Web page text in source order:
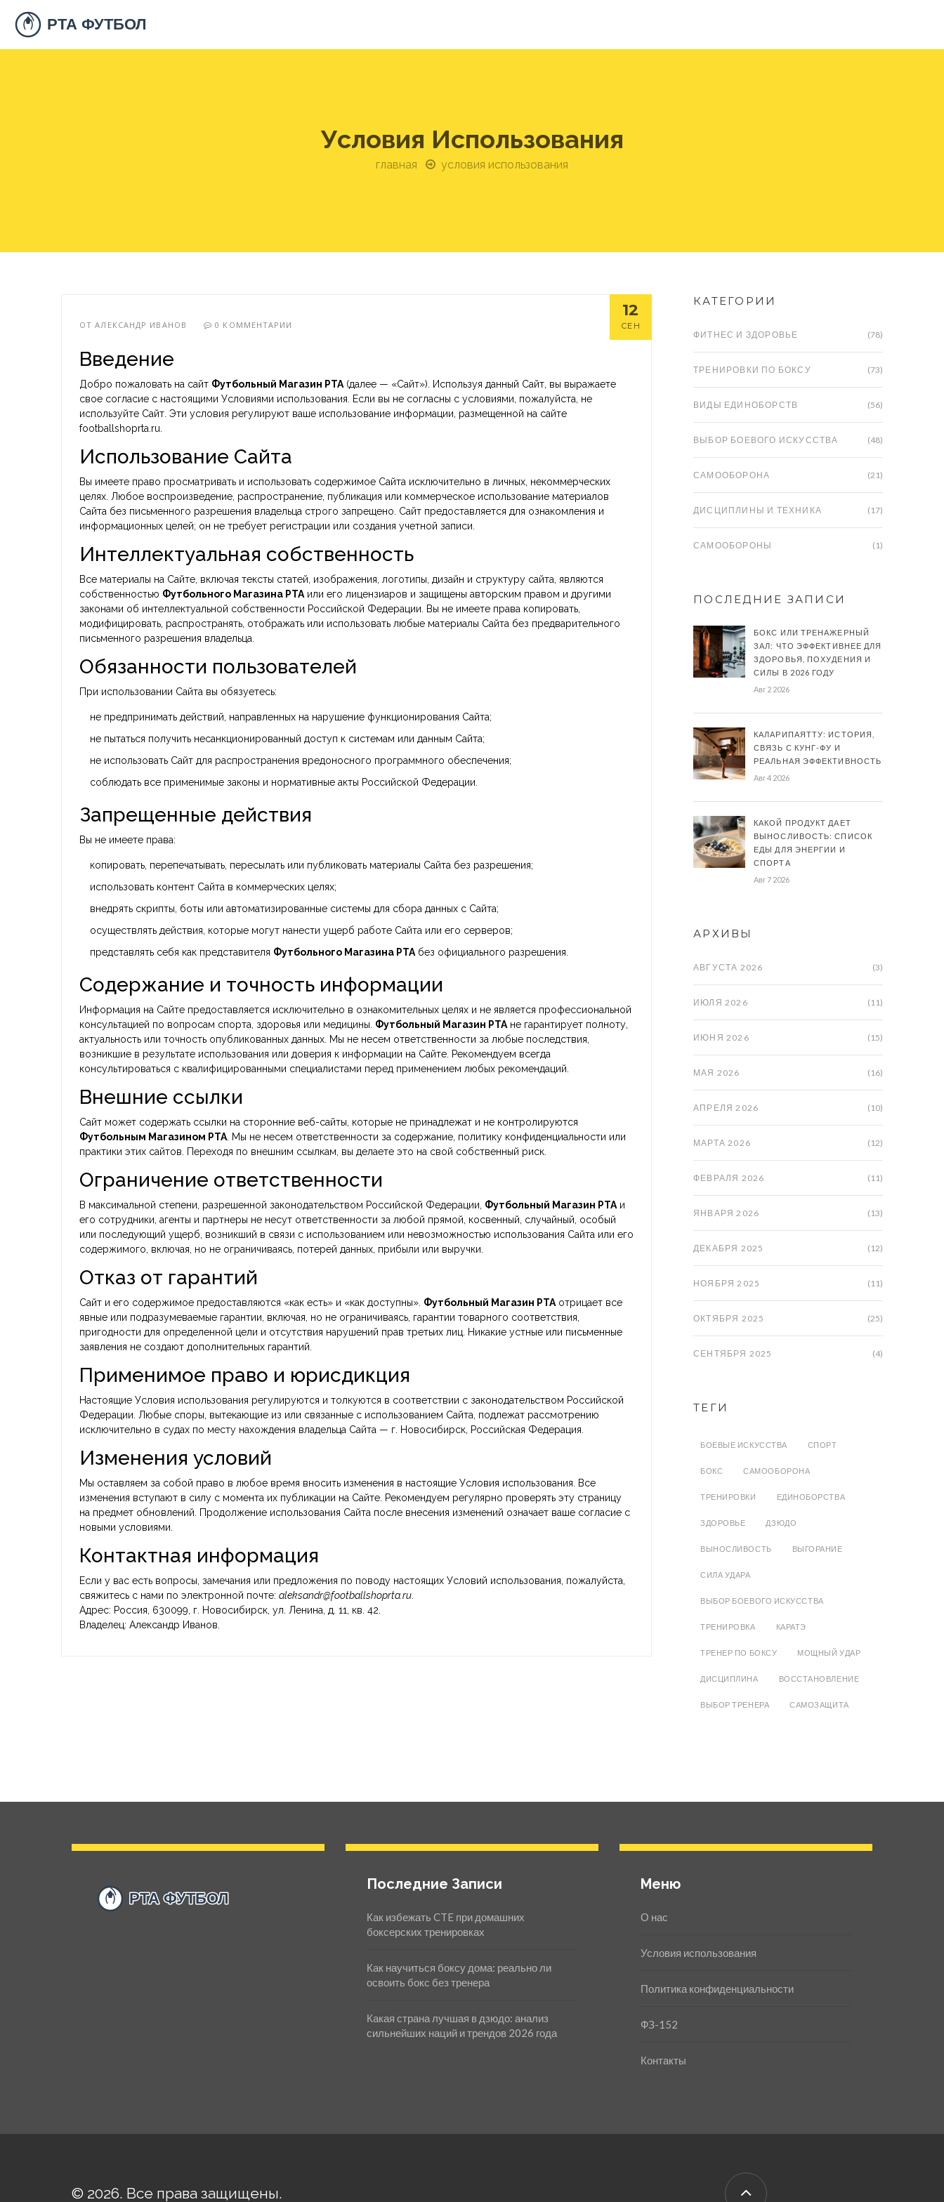
Условия Использования
главная условия использования
12
СЕН
ОТАЛЕКСАНДР ИВАНОВ 0 КОММЕНТАРИИ
Введение
Добро пожаловать на сайт Футбольный Магазин РТА (далее — «Сайт»). Используя данный Сайт, вы выражаете
свое согласие с настоящими Условиями использования. Если вы не согласны с условиями, пожалуйста, не
используйте Сайт. Эти условия регулируют ваше использование информации, размещенной на сайте
footballshoprta.ru.
Использование Сайта
Вы имеете право просматривать и использовать содержимое Сайта исключительно в личных, некоммерческих
целях. Любое воспроизведение, распространение, публикация или коммерческое использование материалов
Сайта без письменного разрешения владельца строго запрещено. Сайт предоставляется для ознакомления и
информационных целей; он не требует регистрации или создания учетной записи.
Интеллектуальная собственность
Все материалы на Сайте, включая тексты статей, изображения, логотипы, дизайн и структуру сайта, являются
собственностью Футбольного Магазина РТА или его лицензиаров и защищены авторским правом и другими
законами об интеллектуальной собственности Российской Федерации. Вы не имеете права копировать,
модифицировать, распространять, отображать или использовать любые материалы Сайта без предварительного
письменного разрешения владельца.
Обязанности пользователей
При использовании Сайта вы обязуетесь:
не предпринимать действий, направленных на нарушение функционирования Сайта;
не пытаться получить несанкционированный доступ к системам или данным Сайта;
не использовать Сайт для распространения вредоносного программного обеспечения;
соблюдать все применимые законы и нормативные акты Российской Федерации.
Запрещенные действия
Вы не имеете права:
копировать, перепечатывать, пересылать или публиковать материалы Сайта без разрешения;
использовать контент Сайта в коммерческих целях;
внедрять скрипты, боты или автоматизированные системы для сбора данных с Сайта;
осуществлять действия, которые могут нанести ущерб работе Сайта или его серверов;
представлять себя как представителя Футбольного Магазина РТА без официального разрешения.
Содержание и точность информации
Информация на Сайте предоставляется исключительно в ознакомительных целях и не является профессиональной
консультацией по вопросам спорта, здоровья или медицины. Футбольный Магазин РТА не гарантирует полноту,
актуальность или точность опубликованных данных. Мы не несем ответственности за любые последствия,
возникшие в результате использования или доверия к информации на Сайте. Рекомендуем всегда
консультироваться с квалифицированными специалистами перед применением любых рекомендаций.
Внешние ссылки
Сайт может содержать ссылки на сторонние веб-сайты, которые не принадлежат и не контролируются
Футбольным Магазином РТА . Мы не несем ответственности за содержание, политику конфиденциальности или
практики этих сайтов. Переходя по внешним ссылкам, вы делаете это на свой собственный риск.
Ограничение ответственности
В максимальной степени, разрешенной законодательством Российской Федерации, Футбольный Магазин РТА и
его сотрудники, агенты и партнеры не несут ответственности за любой прямой, косвенный, случайный, особый
или последующий ущерб, возникший в связи с использованием или невозможностью использования Сайта или его
содержимого, включая, но не ограничиваясь, потерей данных, прибыли или выручки.
Отказ от гарантий
Сайт и его содержимое предоставляются «как есть» и «как доступны». Футбольный Магазин РТА отрицает все
явные или подразумеваемые гарантии, включая, но не ограничиваясь, гарантии товарного соответствия,
пригодности для определенной цели и отсутствия нарушений прав третьих лиц. Никакие устные или письменные
заявления не создают дополнительных гарантий.
Применимое право и юрисдикция
Настоящие Условия использования регулируются и толкуются в соответствии с законодательством Российской
Федерации. Любые споры, вытекающие из или связанные с использованием Сайта, подлежат рассмотрению
исключительно в судах по месту нахождения владельца Сайта — г. Новосибирск, Российская Федерация.
Изменения условий
Мы оставляем за собой право в любое время вносить изменения в настоящие Условия использования. Все
изменения вступают в силу с момента их публикации на Сайте. Рекомендуем регулярно проверять эту страницу
на предмет обновлений. Продолжение использования Сайта после внесения изменений означает ваше согласие с
новыми условиями.
Контактная информация
Если у вас есть вопросы, замечания или предложения по поводу настоящих Условий использования, пожалуйста,
свяжитесь с нами по электронной почте: aleksandr@footballshoprta.ru
Адрес: Россия, 630099, г. Новосибирск, ул. Ленина, д. 11, кв. 42.
Владелец: Александр Иванов.
КАТЕГОРИИ
ФИТНЕС И ЗДОРОВЬЕ (78)
ТРЕНИРОВКИ ПО БОКСУ (73)
ВИДЫ ЕДИНОБОРСТВ (56)
ВЫБОР БОЕВОГО ИСКУССТВА (48)
САМООБОРОНА (21)
ДИСЦИПЛИНЫ И ТЕХНИКА (17)
САМООБОРОНЫ (1)
ПОСЛЕДНИЕ ЗАПИСИ
БОКС ИЛИ ТРЕНАЖЕРНЫЙ
ЗАЛ: ЧТО ЭФФЕКТИВНЕЕ ДЛЯ
ЗДОРОВЬЯ, ПОХУДЕНИЯ И
СИЛЫ В 2026 ГОДУ
Авг 2 2026
КАЛАРИПАЯТТУ: ИСТОРИЯ,
СВЯЗЬ С КУНГ-ФУ И
РЕАЛЬНАЯ ЭФФЕКТИВНОСТЬ
Авг 4 2026
КАКОЙ ПРОДУКТ ДАЕТ
ВЫНОСЛИВОСТЬ: СПИСОК
ЕДЫ ДЛЯ ЭНЕРГИИ И
СПОРТА
Авг 7 2026
АРХИВЫ
АВГУСТА 2026 (3)
ИЮЛЯ 2026 (11)
ИЮНЯ 2026 (15)
МАЯ 2026 (16)
АПРЕЛЯ 2026 (10)
МАРТА 2026 (12)
ФЕВРАЛЯ 2026 (11)
ЯНВАРЯ 2026 (13)
ДЕКАБРЯ 2025 (12)
НОЯБРЯ 2025 (11)
ОКТЯБРЯ 2025 (25)
СЕНТЯБРЯ 2025 (4)
ТЕГИ
БОЕВЫЕ ИСКУССТВА СПОРТ
БОКС САМООБОРОНА
ТРЕНИРОВКИ ЕДИНОБОРСТВА
ЗДОРОВЬЕ ДЗЮДО
ВЫНОСЛИВОСТЬ ВЫГОРАНИЕ
СИЛА УДАРА
ВЫБОР БОЕВОГО ИСКУССТВА
ТРЕНИРОВКА КАРАТЭ
ТРЕНЕР ПО БОКСУ МОЩНЫЙ УДАР
ДИСЦИПЛИНА ВОССТАНОВЛЕНИЕ
ВЫБОР ТРЕНЕРА САМОЗАЩИТА
Последние Записи
Как избежать CTE при домашних
боксерских тренировках
Как научиться боксу дома: реально ли
освоить бокс без тренера
Какая страна лучшая в дзюдо: анализ
сильнейших наций и трендов 2026 года
Меню
О нас
Условия использования
Политика конфиденциальности
ФЗ-152
Контакты
© 2026. Все права защищены.